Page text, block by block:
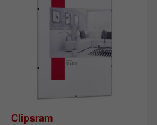
Clipsram